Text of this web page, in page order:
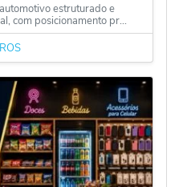
estruturado e
com posicionamento pr...